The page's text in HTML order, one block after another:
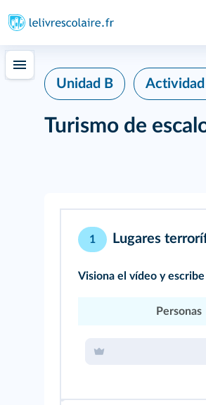
Unidad B
Turismo de
1 Lugares
Visiona el vídeo y
Personas